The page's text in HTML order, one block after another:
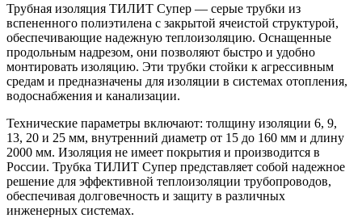
Трубная изоляция ТИЛИТ Супер — серые трубки из
вспененного полиэтилена с закрытой ячеистой структурой,
обеспечивающие надежную теплоизоляцию. Оснащенные
продольным надрезом, они позволяют быстро и удобно
монтировать изоляцию. Эти трубки стойки к агрессивным
средам и предназначены для изоляции в системах отопления,
водоснабжения и канализации.
Технические параметры включают: толщину изоляции 6, 9,
13, 20 и 25 мм, внутренний диаметр от 15 до 160 мм и длину
2000 мм. Изоляция не имеет покрытия и производится в
России. Трубка ТИЛИТ Супер представляет собой надежное
решение для эффективной теплоизоляции трубопроводов,
обеспечивая долговечность и защиту в различных
инженерных системах.